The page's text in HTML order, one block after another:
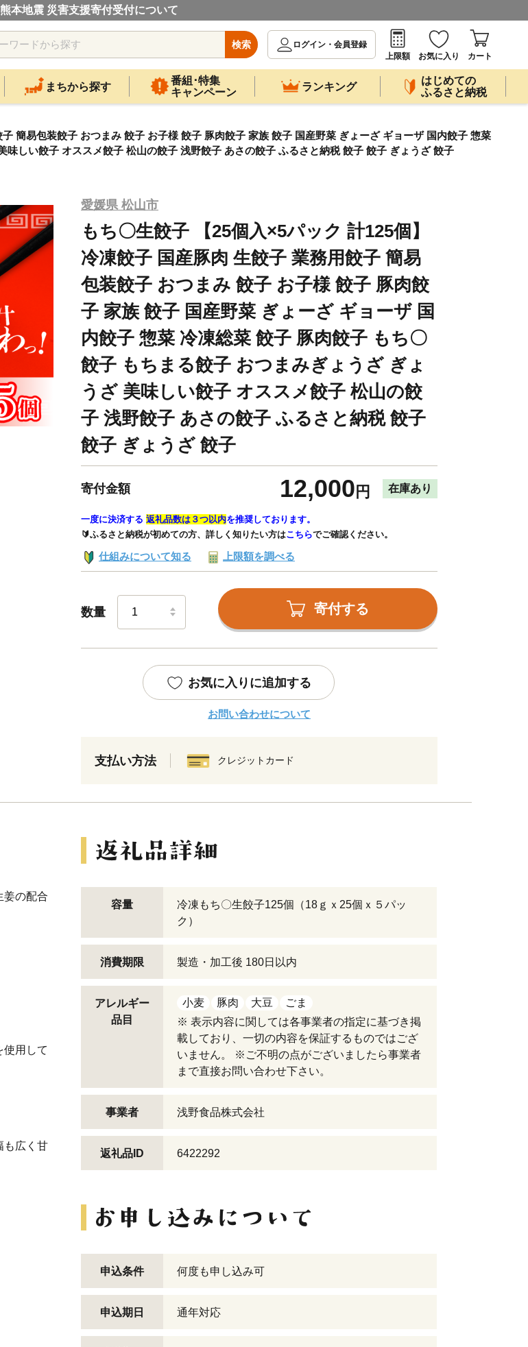
本地震 災害支援寄付受付について
検索
ログイン・会員登録
上限額
お気に入り カート
まちから探す
番組･特集
キャンペーン
ランキング
はじめての
ふるさと納税
簡易包装餃子 おつまみ 餃子 お子様 餃子 豚肉餃子 家族 餃子 国産野菜 ぎょーざ ギョーザ 国内餃子 惣菜
しい餃子 オススメ餃子 松山の餃子 浅野餃子 あさの餃子 ふるさと納税 餃子 餃子 ぎょうざ 餃子
愛媛県 松山市
もち〇生餃子 【25個入×5パック 計125個】
冷凍餃子 国産豚肉 生餃子 業務用餃子 簡易
包装餃子 おつまみ 餃子 お子様 餃子 豚肉餃
子 家族 餃子 国産野菜 ぎょーざ ギョーザ 国
内餃子 惣菜 冷凍総菜 餃子 豚肉餃子 もち〇
餃子 もちまる餃子 おつまみぎょうざ ぎょ
うざ 美味しい餃子 オススメ餃子 松山の餃
子 浅野餃子 あさの餃子 ふるさと納税 餃子
餃子 ぎょうざ 餃子
寄付金額 12,000 円 在庫あり
一度に決済する 返礼品数は３つ以内を推奨しております。
🔰ふるさと納税が初めての方、詳しく知りたい方はこちらでご確認ください。
仕組みについて知る 上限額を調べる
数量 寄付する
お気に入りに追加する
お問い合わせについて
支払い方法 クレジットカード
姜の配合
使用して
も広く甘
容量
冷凍もち〇生餃子125個（18ｇｘ25個ｘ５パッ
ク）
消費期限 製造・加工後 180日以内
アレルギー
品目
小麦 豚肉 大豆
ごま
※ 表示内容に関しては各事業者の指定に基づき掲
載しており、一切の内容を保証するものではござ
いません。 ※ご不明の点がございましたら事業者
まで直接お問い合わせ下さい。
事業者 浅野食品株式会社
返礼品ID 6422292
申込条件 何度も申し込み可
申込期日 通年対応